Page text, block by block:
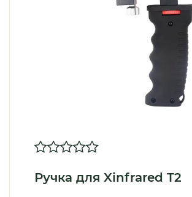
Ручка для Xinfrared T2